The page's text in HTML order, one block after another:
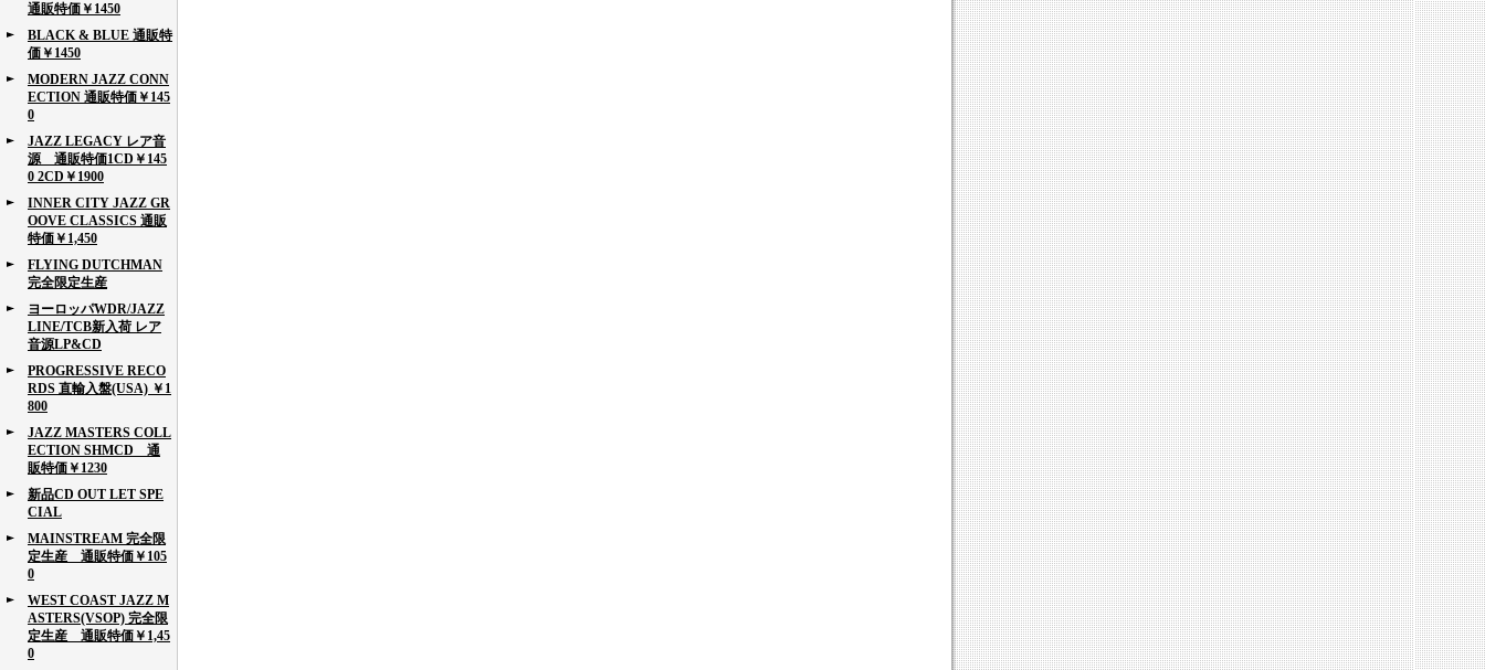
通販特価￥1450
BLACK & BLUE 通販特
価￥1450
MODERN JAZZ CONN
ECTION 通販特価￥145
0
JAZZ LEGACY レア音
源 通販特価1CD￥145
0 2CD￥1900
INNER CITY JAZZ GR
OOVE CLASSICS 通販
特価￥1,450
FLYING DUTCHMAN
完全限定生産
ヨーロッパWDR/JAZZ
LINE/TCB新入荷 レア
音源LP&CD
PROGRESSIVE RECO
RDS 直輸入盤(USA) ￥1
800
JAZZ MASTERS COLL
ECTION SHMCD 通
販特価￥1230
新品CD OUT LET SPE
CIAL
MAINSTREAM 完全限
定生産 通販特価￥105
0
WEST COAST JAZZ M
ASTERS(VSOP) 完全限
定生産 通販特価￥1,45
0